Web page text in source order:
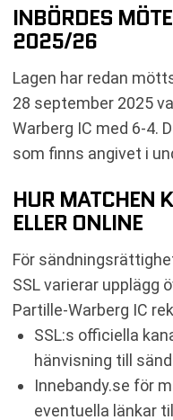
INBÖRDES
2025/26
Lagen har redan
28 september 2025
Warberg IC med 6-4.
som finns angivet i
HUR MATCHEN
ELLER ONLINE
För
SSL varierar upplägg
Partille-Warberg IC
SSL:s officiella
hänvisning till
Innebandy.se för
eventuella länkar